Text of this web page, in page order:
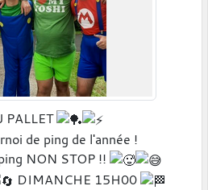
PALLET
de ping de l'année !
NON STOP !!
DIMANCHE 15H00